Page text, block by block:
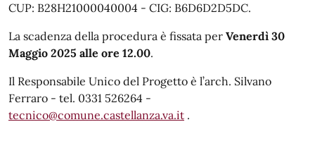
CUP: B28H21000040004 - CIG: B6D6D2D5DC.
La scadenza della procedura è fissata per Venerdì 30
Maggio 2025 alle ore 12.00.
Il Responsabile Unico del Progetto è l’arch. Silvano
Ferraro - tel. 0331 526264 -
tecnico@comune.castellanza.va.it .